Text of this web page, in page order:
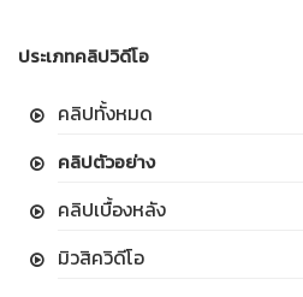
ประเภทคลิปวิดีโอ
คลิปทั้งหมด
คลิปตัวอย่าง
คลิปเบื้องหลัง
มิวสิควิดีโอ